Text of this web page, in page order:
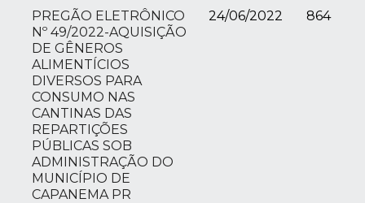
PREGÃO ELETRÔNICO
Nº 49/2022-AQUISIÇÃO
DE GÊNEROS
ALIMENTÍCIOS
DIVERSOS PARA
CONSUMO NAS
CANTINAS DAS
REPARTIÇÕES
PÚBLICAS SOB
ADMINISTRAÇÃO DO
MUNICÍPIO DE
CAPANEMA PR
24/06/2022 864